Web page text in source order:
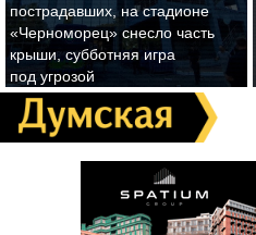
пострадавших, на стадионе
«Черноморец» снесло часть
крыши, субботняя игра
под угрозой